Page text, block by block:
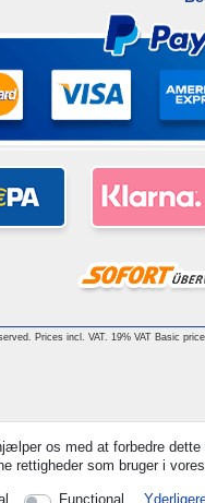
Prices incl. VAT. 19% VAT Basic
os med at forbedre
rettigheder som bruger i
Functional